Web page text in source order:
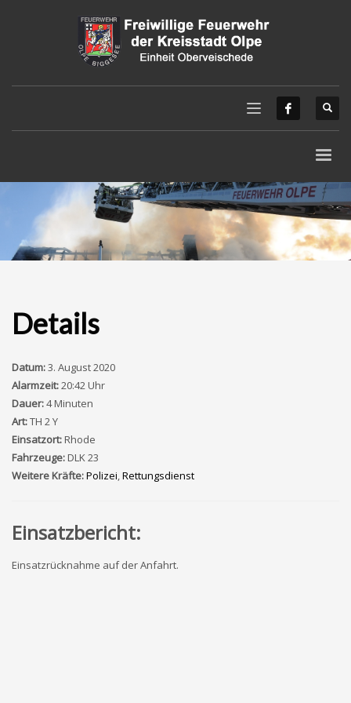
Details
Datum:3. August 2020
Alarmzeit:20:42 Uhr
Dauer:4 Minuten
Art:TH 2 Y
Einsatzort:Rhode
Fahrzeuge:DLK 23
Weitere Kräfte:Polizei,Rettungsdienst
Einsatzbericht:
Einsatzrücknahme auf der Anfahrt.